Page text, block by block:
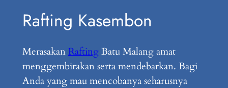
Rafting Kasembon
MerasakanRaftingBatu Malang amat
menggembirakan serta mendebarkan. Bagi
Anda yang mau mencobanya seharusnya